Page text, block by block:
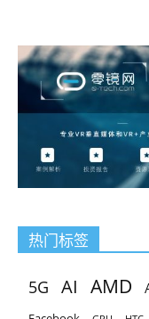
热门标签
5G AI AMD